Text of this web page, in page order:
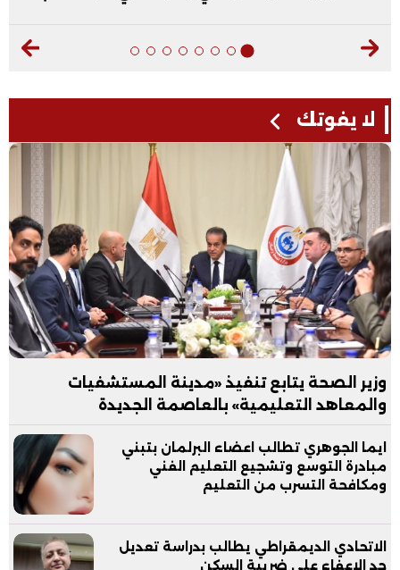
لا يفوتك
وزير الصحة يتابع تنفيذ «مدينة المستشفيات
والمعاهد التعليمية» بالعاصمة الجديدة
ايما الجوهري تطالب اعضاء البرلمان بتبني
مبادرة التوسع وتشجيع التعليم الفني
ومكافحة التسرب من التعليم
الاتحادي الديمقراطي يطالب بدراسة تعديل
حد الاعفاء علي ضريبة السكن